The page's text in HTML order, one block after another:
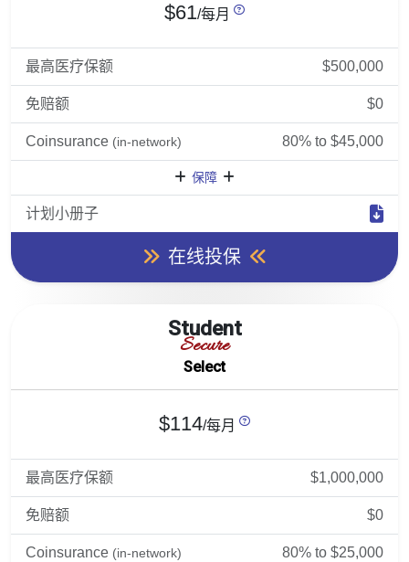
$61/每月
最高医疗保额 $500,000
免赔额 $0
Coinsurance (in-network) 80% to $45,000
保障
计划小册子
在线投保
Student
Secure
Select
$114/每月
最高医疗保额 $1,000,000
免赔额 $0
Coinsurance (in-network) 80% to $25,000